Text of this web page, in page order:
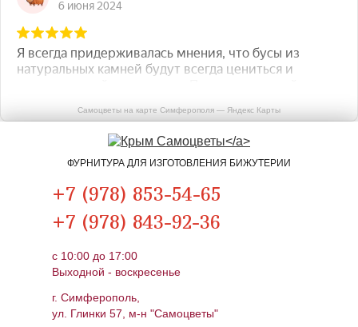
Самоцветы на карте Симферополя — Яндекс Карты
ФУРНИТУРА ДЛЯ ИЗГОТОВЛЕНИЯ БИЖУТЕРИИ
+7 (978) 853-54-65
+7 (978) 843-92-36
c 10:00 до 17:00
Выходной - воскресенье
г. Симферополь,
ул. Глинки 57, м-н "Самоцветы"